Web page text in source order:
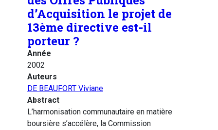
d’Acquisition le projet de
13ème directive est-il
porteur ?
Année
2002
Auteurs
DE BEAUFORT Viviane
Abstract
L’harmonisation communautaire en matière
boursière s’accélère, la Commission